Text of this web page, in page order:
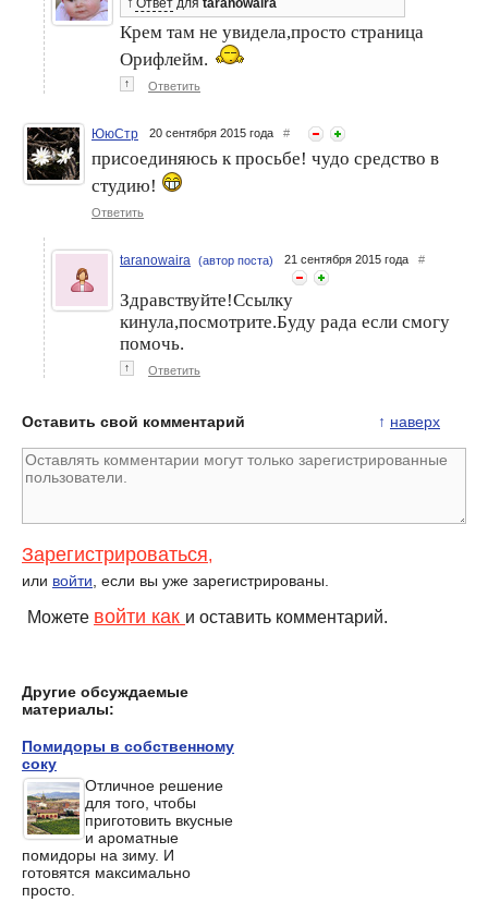
Крем там не увидела,просто страница
Орифлейм.
↑ Ответить
ЮюСтр 20 сентября 2015 года #
присоединяюсь к просьбе! чудо средство в
студию!
Ответить
taranowaira (автор поста) 21 сентября 2015 года #
Здравствуйте!Ссылку
кинула,посмотрите.Буду рада если смогу
помочь.
↑ Ответить
↑ наверх
Оставить свой комментарий
Зарегистрироваться,
или войти , если вы уже зарегистрированы.
Можете войти как и оставить комментарий.
Другие обсуждаемые
материалы:
Помидоры в собственному
соку
Отличное решение
для того, чтобы
приготовить вкусные
и ароматные
помидоры на зиму. И
готовятся максимально
просто.